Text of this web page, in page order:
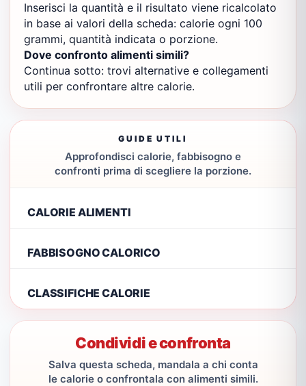
Inserisci la quantità e il risultato viene ricalcolato
in base ai valori della scheda: calorie ogni 100
grammi, quantità indicata o porzione.
Dove confronto alimenti simili?
Continua sotto: trovi alternative e collegamenti
utili per confrontare altre calorie.
GUIDE UTILI
Approfondisci calorie, fabbisogno e
confronti prima di scegliere la porzione.
CALORIE ALIMENTI
FABBISOGNO CALORICO
CLASSIFICHE CALORIE
Condividi e confronta
Salva questa scheda, mandala a chi conta
le calorie o confrontala con alimenti simili.